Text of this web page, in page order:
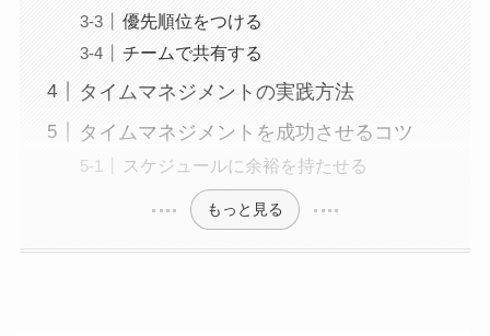
優先順位をつける
チームで共有する
タイムマネジメントの実践方法
タイムマネジメントを成功させるコツ
スケジュールに余裕を持たせる
もっと見る